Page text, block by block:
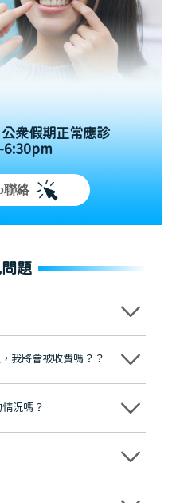
眾假期正常應診
6:30pm
聯絡
題
，各分院匯聚來自香港、內地的
是諾貝爾種植系統全球放心植牙中
客，受到粵港澳大灣區及周邊城
、深圳設有八大分院，香港亦設
可以隨時預約免費咨詢，讓人十
我將會被收費嗎？？
會被收取任何費用。
況嗎？
及對應的價錢，顧客同意並簽字
取費用，而匯率會及時告知客人